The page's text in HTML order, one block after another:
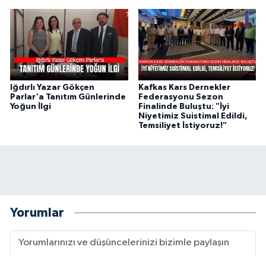
Iğdırlı Yazar Gökçen
Parlar'a Tanıtım Günlerinde
Yoğun İlgi
Kafkas Kars Dernekler
Federasyonu Sezon
Finalinde Buluştu: "İyi
Niyetimiz Suistimal Edildi,
Temsiliyet İstiyoruz!"
Yorumlar